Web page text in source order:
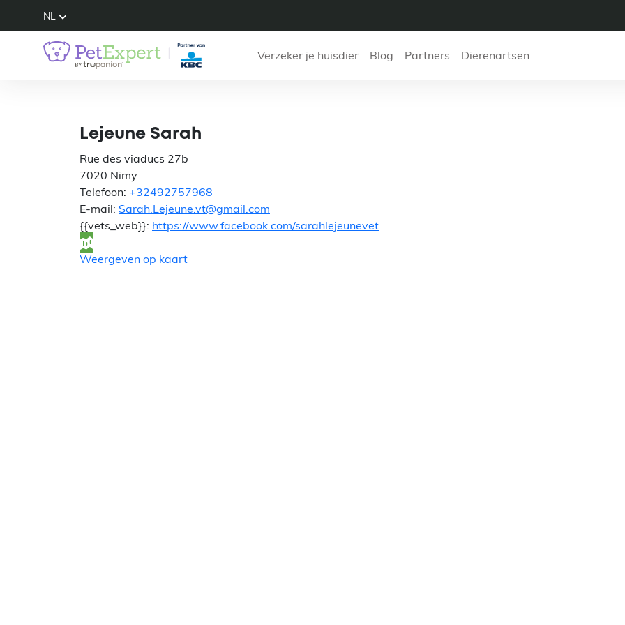
NL
Verzeker je huisdier Blog Partners Dierenartsen
Lejeune Sarah
Rue des viaducs 27b
7020 Nimy
Telefoon: +32492757968
E-mail: Sarah.Lejeune.vt@gmail.com
{{vets_web}}: https://www.facebook.com/sarahlejeunevet
Weergeven op kaart